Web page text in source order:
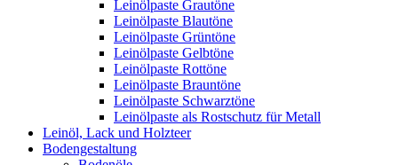
Leinölpaste Grautöne
Leinölpaste Blautöne
Leinölpaste Grüntöne
Leinölpaste Gelbtöne
Leinölpaste Rottöne
Leinölpaste Brauntöne
Leinölpaste Schwarztöne
Leinölpaste als Rostschutz für Metall
Leinöl, Lack und Holzteer
Bodengestaltung